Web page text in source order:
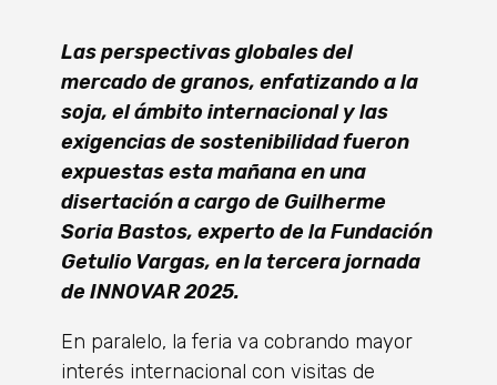
Las perspectivas globales del
mercado de granos, enfatizando a la
soja, el ámbito internacional y las
exigencias de sostenibilidad fueron
expuestas esta mañana en una
disertación a cargo de Guilherme
Soria Bastos, experto de la Fundación
Getulio Vargas, en la tercera jornada
de INNOVAR 2025.
En paralelo, la feria va cobrando mayor
interés internacional con visitas de